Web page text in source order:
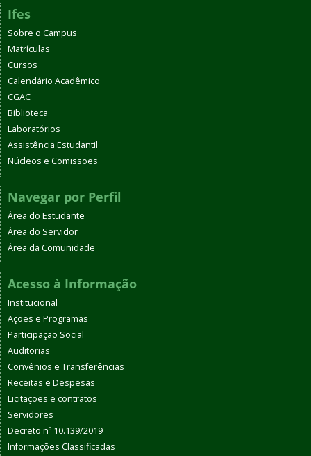
Ifes
Sobre o Campus
Matrículas
Cursos
Calendário Acadêmico
CGAC
Biblioteca
Laboratórios
Assistência Estudantil
Núcleos e Comissões
Navegar por Perfil
Área do Estudante
Área do Servidor
Área da Comunidade
Acesso à Informação
Institucional
Ações e Programas
Participação Social
Auditorias
Convênios e Transferências
Receitas e Despesas
Licitações e contratos
Servidores
Decreto nº 10.139/2019
Informações Classificadas